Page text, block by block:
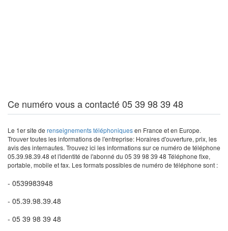
Ce numéro vous a contacté 05 39 98 39 48
Le 1er site de renseignements téléphoniquesen France et en Europe.
Trouver toutes les informations de l'entreprise: Horaires d'ouverture, prix, les
avis des internautes. Trouvez ici les informations sur ce numéro de téléphone
05.39.98.39.48 et l'identité de l'abonné du 05 39 98 39 48 Téléphone fixe,
portable, mobile et fax. Les formats possibles de numéro de téléphone sont :
- 0539983948
- 05.39.98.39.48
- 05 39 98 39 48